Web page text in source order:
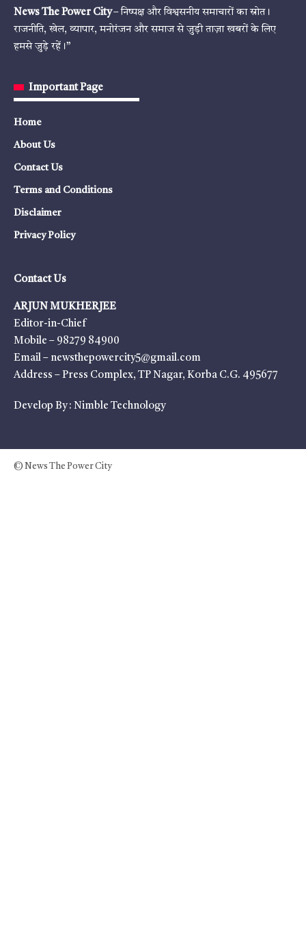
News The Power City– निष्पक्ष और विश्वसनीय समाचारों का स्रोत।
राजनीति, खेल, व्यापार, मनोरंजन और समाज से जुड़ी ताज़ा खबरों के लिए
हमसे जुड़े रहें।”
Important Page
Home
About Us
Contact Us
Terms and Conditions
Disclaimer
Privacy Policy
Contact Us
ARJUN MUKHERJEE
Editor-in-Chief
Mobile – 98279 84900
Email – newsthepowercity5@gmail.com
Address – Press Complex, TP Nagar, Korba C.G. 495677
Develop By : Nimble Technology
© News The Power City